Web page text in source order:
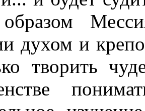
духом и
творить